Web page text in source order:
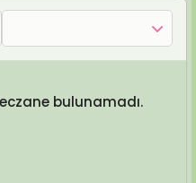
bulunamadı.